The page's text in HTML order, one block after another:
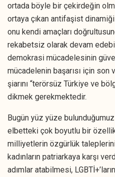
ortada böyle bir çekirdeğin
ortaya çıkan antifaşist
onu kendi amaçları
rekabetsiz olarak devam
demokrasi mücadelesinin
mücadelenin başarısı için son
şiarını “terörsüz Türkiye ve
dikmek gerekmektedir.
Bugün yüz yüze
elbetteki çok boyutlu bir özellik
milliyetlerin özgürlük
kadınların patriarkaya karşı
adımlar atabilmesi,